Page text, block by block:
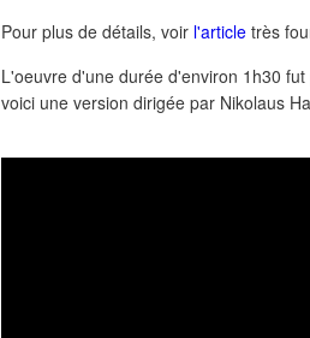
Pour plus de détails, voir l'article très
L'oeuvre d'une durée d'environ 1h30
voici une version dirigée par Nikolaus